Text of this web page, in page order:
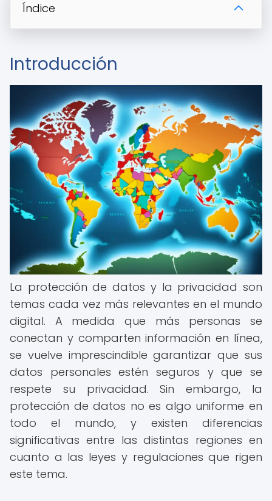
Índice
Introducción
La protección de datos y la privacidad son
temas cada vez más relevantes en el mundo
digital. A medida que más personas se
conectan y comparten información en línea,
se vuelve imprescindible garantizar que sus
datos personales estén seguros y que se
respete su privacidad. Sin embargo, la
protección de datos no es algo uniforme en
todo el mundo, y existen diferencias
significativas entre las distintas regiones en
cuanto a las leyes y regulaciones que rigen
este tema.